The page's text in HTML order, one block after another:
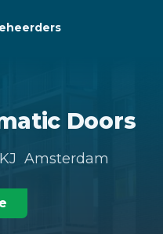
Doors
Amsterdam